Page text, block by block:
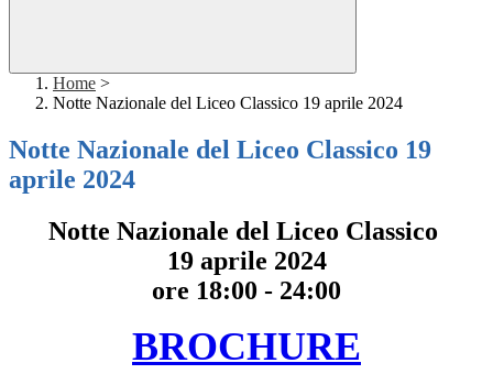
Home >
Notte Nazionale del Liceo Classico 19 aprile 2024
Notte Nazionale del Liceo Classico 19
aprile 2024
Notte Nazionale del Liceo Classico
19 aprile 2024
ore 18:00 - 24:00
BROCHURE